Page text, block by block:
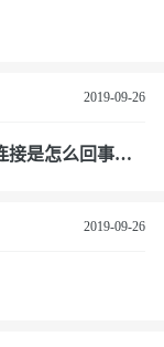
2019-09-26
2019-09-26